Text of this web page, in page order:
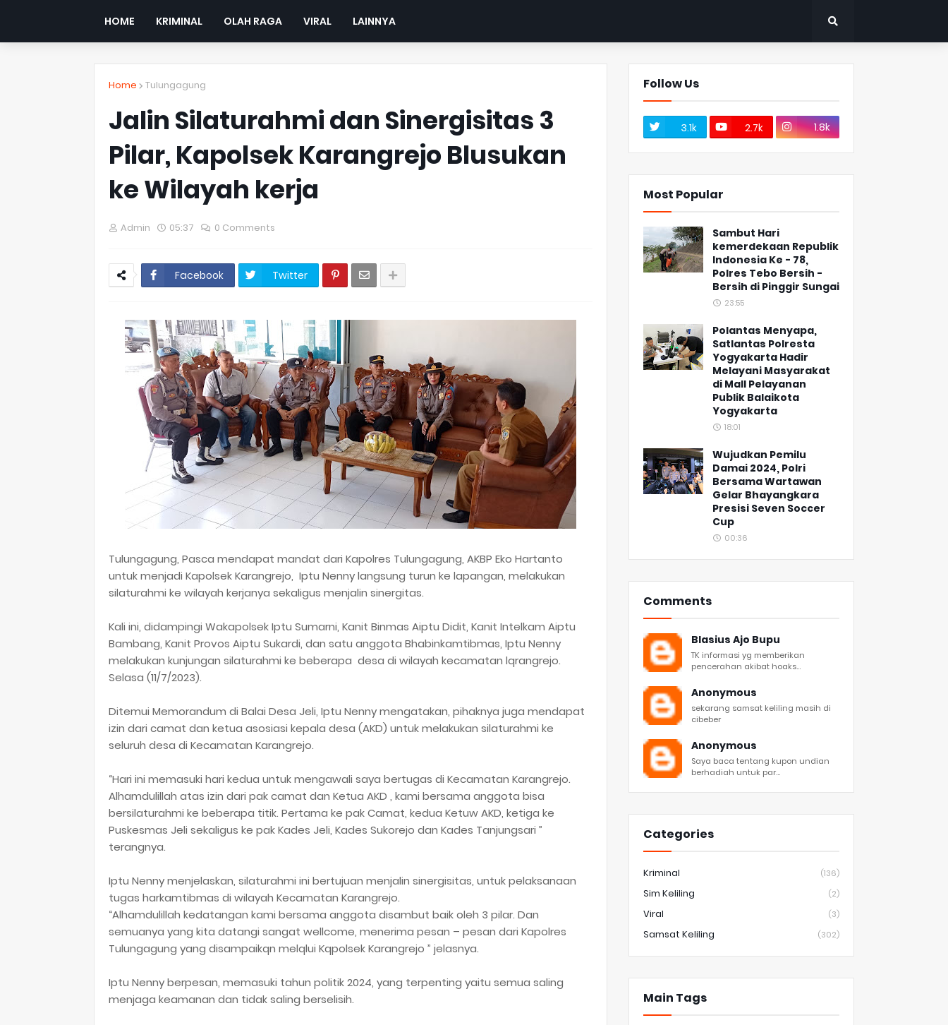
HOME KRIMINAL OLAH RAGA VIRAL LAINNYA
Home Tulungagung
Jalin Silaturahmi dan Sinergisitas 3
Pilar, Kapolsek Karangrejo Blusukan
ke Wilayah kerja
Admin 05:37 0 Comments
Facebook Twitter
Tulungagung, Pasca mendapat mandat dari Kapolres Tulungagung, AKBP Eko Hartanto
untuk menjadi Kapolsek Karangrejo, Iptu Nenny langsung turun ke lapangan, melakukan
silaturahmi ke wilayah kerjanya sekaligus menjalin sinergitas.
Kali ini, didampingi Wakapolsek Iptu Sumarni, Kanit Binmas Aiptu Didit, Kanit Intelkam Aiptu
Bambang, Kanit Provos Aiptu Sukardi, dan satu anggota Bhabinkamtibmas, Iptu Nenny
melakukan kunjungan silaturahmi ke beberapa desa di wilayah kecamatan lqrangrejo.
Selasa (11/7/2023).
Ditemui Memorandum di Balai Desa Jeli, Iptu Nenny mengatakan, pihaknya juga mendapat
izin dari camat dan ketua asosiasi kepala desa (AKD) untuk melakukan silaturahmi ke
seluruh desa di Kecamatan Karangrejo.
“Hari ini memasuki hari kedua untuk mengawali saya bertugas di Kecamatan Karangrejo.
Alhamdulillah atas izin dari pak camat dan Ketua AKD , kami bersama anggota bisa
bersilaturahmi ke beberapa titik. Pertama ke pak Camat, kedua Ketuw AKD, ketiga ke
Puskesmas Jeli sekaligus ke pak Kades Jeli, Kades Sukorejo dan Kades Tanjungsari ”
terangnya.
Iptu Nenny menjelaskan, silaturahmi ini bertujuan menjalin sinergisitas, untuk pelaksanaan
tugas harkamtibmas di wilayah Kecamatan Karangrejo.
“Alhamdulillah kedatangan kami bersama anggota disambut baik oleh 3 pilar. Dan
semuanya yang kita datangi sangat wellcome, menerima pesan – pesan dari Kapolres
Tulungagung yang disampaikqn melqlui Kqpolsek Karangrejo ” jelasnya.
Iptu Nenny berpesan, memasuki tahun politik 2024, yang terpenting yaitu semua saling
menjaga keamanan dan tidak saling berselisih.
Follow Us
3.1k 2.7k 1.8k
Most Popular
Sambut Hari
kemerdekaan Republik
Indonesia Ke - 78,
Polres Tebo Bersih -
Bersih di Pinggir Sungai
23:55
Polantas Menyapa,
Satlantas Polresta
Yogyakarta Hadir
Melayani Masyarakat
di Mall Pelayanan
Publik Balaikota
Yogyakarta
18:01
Wujudkan Pemilu
Damai 2024, Polri
Bersama Wartawan
Gelar Bhayangkara
Presisi Seven Soccer
Cup
00:36
Comments
Blasius Ajo Bupu
TK informasi yg memberikan
pencerahan akibat hoaks...
Anonymous
sekarang samsat keliling masih di
cibeber
Anonymous
Saya baca tentang kupon undian
berhadiah untuk par...
Categories
Kriminal (136)
Sim Keliling (2)
Viral (3)
Samsat Keliling (302)
Main Tags